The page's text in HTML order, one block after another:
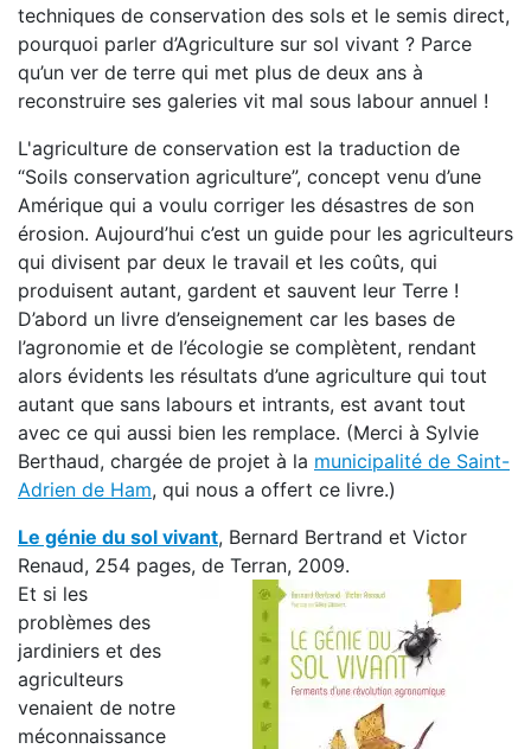
techniques de conservation des sols et le semis direct,
pourquoi parler d’Agriculture sur sol vivant ? Parce
qu’un ver de terre qui met plus de deux ans à
reconstruire ses galeries vit mal sous labour annuel !
L'agriculture de conservation est la traduction de
“Soils conservation agriculture”, concept venu d’une
Amérique qui a voulu corriger les désastres de son
érosion. Aujourd’hui c’est un guide pour les agriculteurs
qui divisent par deux le travail et les coûts, qui
produisent autant, gardent et sauvent leur Terre !
D’abord un livre d’enseignement car les bases de
l’agronomie et de l’écologie se complètent, rendant
alors évidents les résultats d’une agriculture qui tout
autant que sans labours et intrants, est avant tout
avec ce qui aussi bien les remplace. (Merci à Sylvie
Berthaud, chargée de projet à la municipalité de Saint-
Adrien de Ham, qui nous a offert ce livre.)
Le génie du sol vivant, Bernard Bertrand et Victor
Renaud, 254 pages, de Terran, 2009.
Et si les
problèmes des
jardiniers et des
agriculteurs
venaient de notre
méconnaissance